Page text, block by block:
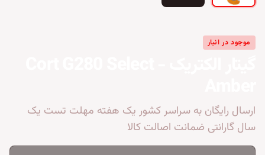
موجود در انبار
ارسال رایگان به سراسر کشور یک هفته مهلت تست یک
سال گارانتی ضمانت اصالت کالا